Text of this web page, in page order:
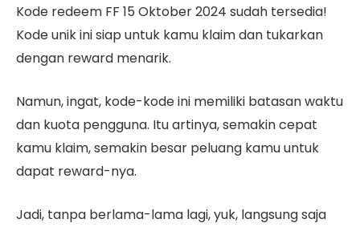
Kode redeem FF 15 Oktober 2024 sudah tersedia!
Kode unik ini siap untuk kamu klaim dan tukarkan
dengan reward menarik.
Namun, ingat, kode-kode ini memiliki batasan waktu
dan kuota pengguna. Itu artinya, semakin cepat
kamu klaim, semakin besar peluang kamu untuk
dapat reward-nya.
Jadi, tanpa berlama-lama lagi, yuk, langsung saja